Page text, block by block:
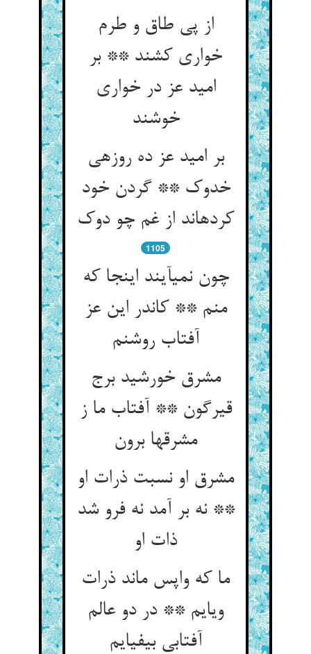
از پی طاق و طرم
خواری کشند ** بر
امید عز در خواری
خوشند
بر امید عز ده روزه‏ی
خدوک ** گردن خود
کرده‏اند از غم چو دوک‏
1105
چون نمی‏آیند اینجا که
منم ** کاندر این عز
آفتاب روشنم‏
مشرق خورشید برج
قیرگون ** آفتاب ما ز
مشرقها برون‏
مشرق او نسبت ذرات او
** نه بر آمد نه فرو شد
ذات او
ما که واپس ماند ذرات
وی‏ایم ** در دو عالم
آفتابی بی‏فی‏ایم‏